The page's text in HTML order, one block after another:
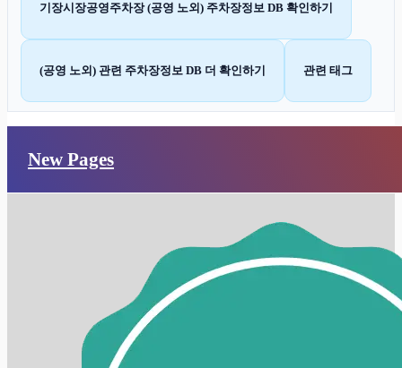
기장시장공영주차장 (공영 노외) 주차장정보 DB 확인하기
(공영 노외) 관련 주차장정보 DB 더 확인하기 관련 태그
New Pages